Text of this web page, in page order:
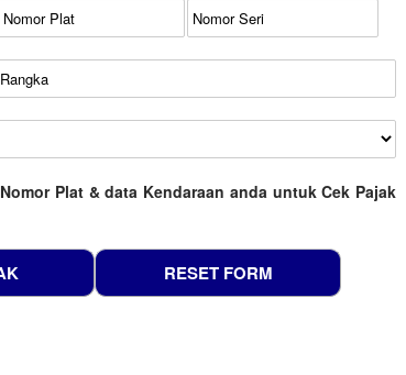
Plat & data Kendaraan anda untuk Cek Pajak